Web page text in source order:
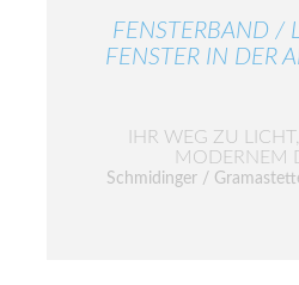
FENSTERBAND /
FENSTER IN DER
IHR WEG ZU
MODERNEM
Schmidinger /